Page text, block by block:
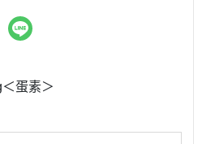
蛋素＞